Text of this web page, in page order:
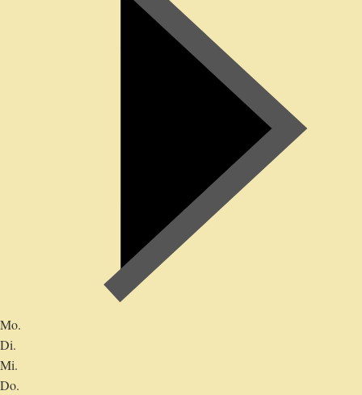
Mo.
Di.
Mi.
Do.